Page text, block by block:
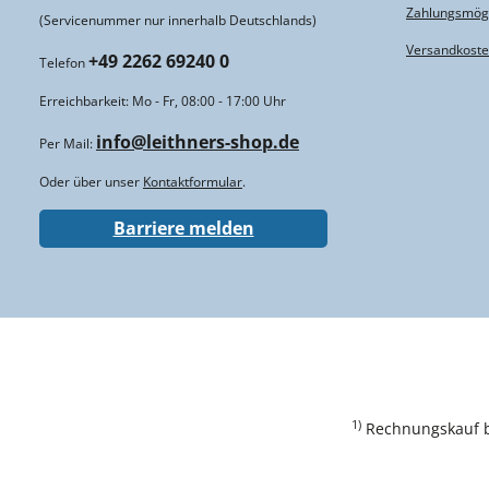
(Servicenummer nur innerhalb Deutschlands)
Telefon+49 2262 69240 0
Erreichbarkeit: Mo - Fr, 08:00 - 17:00 Uhr
Per Mail: info@leithners-shop.de
Oder über unser Kontaktformular.
Barriere melden
1)Rechnungskauf